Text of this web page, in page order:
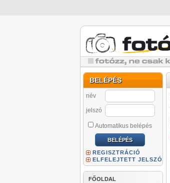
BELÉPÉS
név
jelszó
Automatikus belépés
REGISZTRÁCIÓ
ELFELEJTETT JELSZÓ
FŐOLDAL